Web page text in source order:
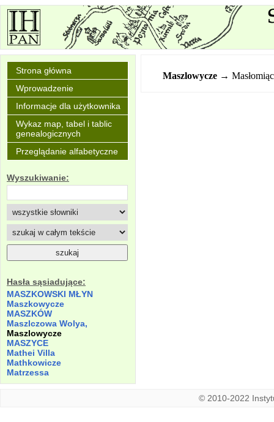
Strona główna
Wprowadzenie
Informacje dla użytkownika
Wykaz map, tabel i tablic
genealogicznych
Przeglądanie alfabetyczne
Wyszukiwanie:
Hasła sąsiadujące:
MASZKOWSKI MŁYN
Maszkowycze
MASZKÓW
Maszlczowa Wolya,
Maszlowycze
MASZYCE
Mathei Villa
Mathkowicze
Matrzessa
Maszlowycze →
© 2010-2022